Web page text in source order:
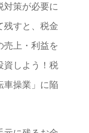
対策が必要に
残すと、税金
売上・利益を
資しよう！税
車操業」に陥